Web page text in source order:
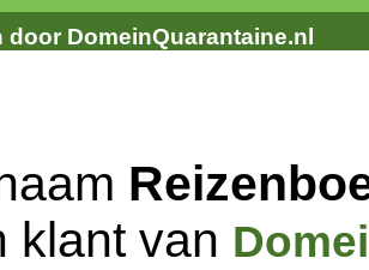
DomeinQuarantaine.nl
klant van